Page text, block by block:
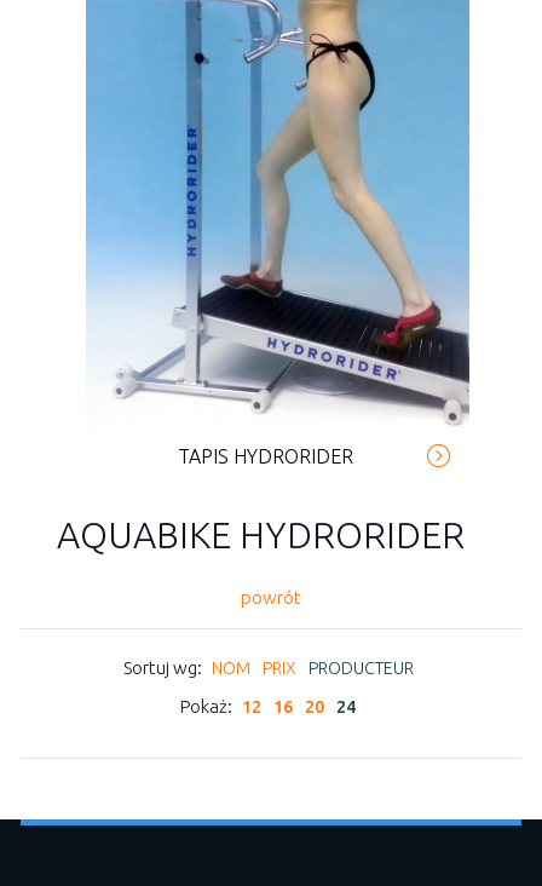
TAPIS HYDRORIDER
AQUABIKE HYDRORIDER
powrót
Sortuj wg: NOM PRIX PRODUCTEUR
Pokaż: 12 16 20 24